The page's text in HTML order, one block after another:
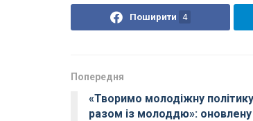
Поширити 4
Попередня
«Творимо молодіжну
разом із молоддю»: